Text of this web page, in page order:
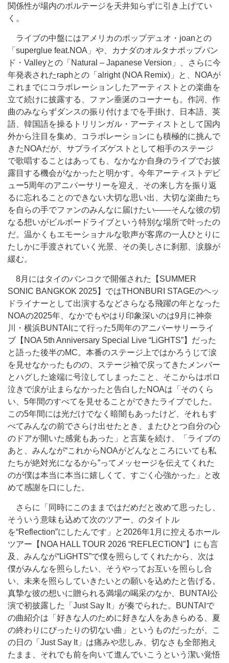
関係性が場内のボルテージを天井知らずに引き上げてい
く。
ライブの中盤にはアメリカのポップデュオ・joanとの
「superglue feat.NOA」や、カナダのオルタナポップバン
ド・Valleyとの「Natural – Japanese Version」、さらに今
年発表されたraphとの「alright (NOA Remix)」と、NOAが
これまでにコラボレーションしたアーティストとの楽曲を
立て続けに披露する、ファン垂涎のコーナーも。作詞、作
曲のみならずダンスの振り付けまでを手掛け、日本語、英
語、韓国語を操るトリリンガル・アーティストとして国内
外から注目を集め、コラボレーションにも積極的に挑んで
きたNOAだが、サプライズゲストとして相手のステージ
で歌唱することはあっても、なかなか自身のライブでお披
露目する機会がなかったと明かす。今年アーティストデビ
ュー5周年のアニバーサリーを迎え、その来し方を振り返
るに忘れることのできない大切な思い出、大切な楽曲たち
を自らの手でファンのみんなに届けたい――そんな彼の切
なる想いがビルボードライブという特別な場所で叶ったの
だ。温かくもエモーショナルな歌声が客席の一人ひとりに
たしかに手渡されていく光景、その美しさに刹那、涙腺が
緩む。
8月にはタイのバンコクで開催された【SUMMER
SONIC BANGKOK 2025】ではTHONBURI STAGEのヘッ
ドライナーとして出演するなどさらなる飛躍の年となった
NOAの2025年、なかでもやはり印象深いのは9月に神奈
川・横浜BUNTAIにて行った5周年のアニバーサリーライ
ブ【NOA 5th Anniversary Special Live “LiGHTS”】だった
と語った後半のMC。本番のステージ上ではかろうじて涙
を見せなかったものの、ステージ袖で戻ってきたメンバー
とハグした途端に号泣してしまったこと、そこからはボロ
泣きで涙が止まらなかったと告白したNOAは「そのくら
い、5年間のすべてを見せることができたライブでした。
この5年間には光だけでなく暗闇もあったけど、それもす
べてみんなの前でさらけ出せたとき、またひとつ自分の心
のドアが開いた感覚もあった」と言葉を続け、「ライブの
あと、みんなが“これからNOAがどんなところにいても私
たちが絶対光になるから”ってメッセージを伝えてくれた
のが僕は本当に本当に嬉しくて、すごく心強かった」と改
めて感謝を口にした。
さらに「同時にこのままではだめだと改めて思ったし、
そういう意味も込めて次のツアー、のタイトル
を“Reflection”にしたんです」と2026年1月に控えるホール
ツアー【NOA HALL TOUR 2026 “REFLECTiON”】にも言
及、みんなが“LiGHTS”で僕を照らしてくれたから、次は
僕がみんなを照らしたい、そうやってお互いを照らし合
い、未来を照らしていきたいとの願いを込めたと告げる。
真摯な彼の想いに贈られる満場の喝采のなか、BUNTAI公
演で初披露した「Just Say It」が奏でられた。BUNTAIで
の曲紹介は「好きな人のために好きな人をあきらめる、夏
の終わりにぴったりの切ない曲」というものだったが、こ
の日の「Just Say It」は痛みや悲しみ、切なさも全部抱え
たまま、それでも前を向いて進んでいこうという潔い覚悟